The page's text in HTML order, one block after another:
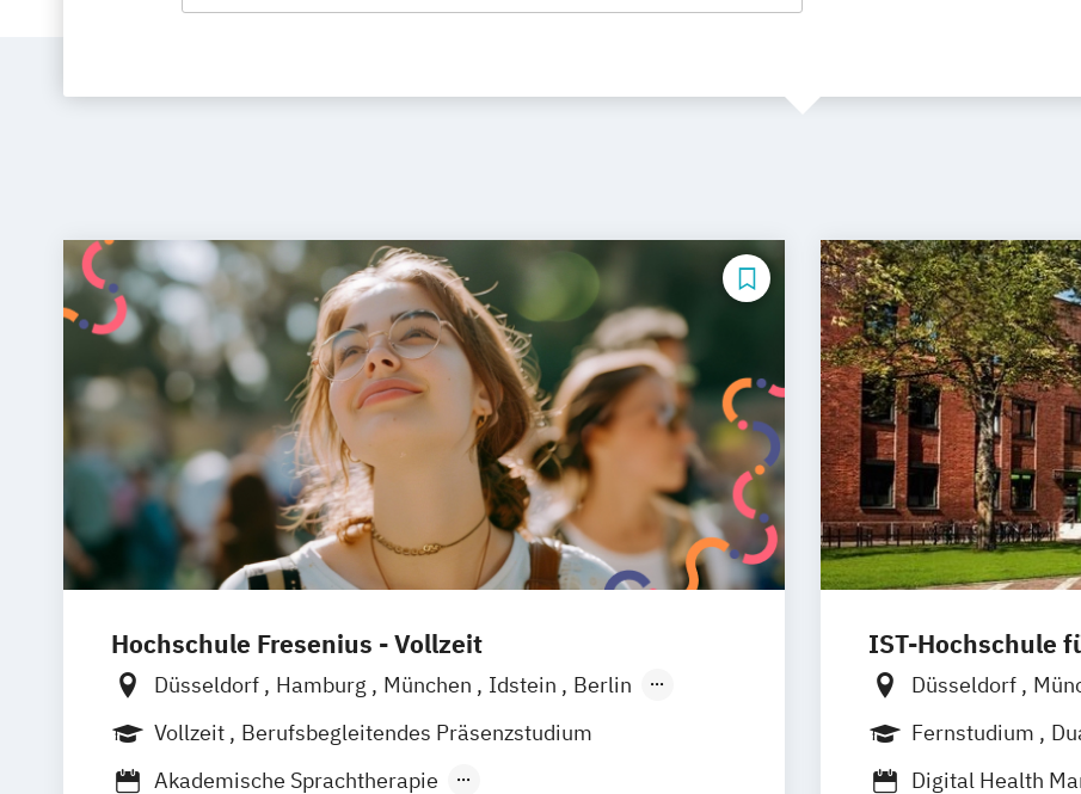
Hochschule Fresenius - Vollzeit
Düsseldorf Hamburg München Idstein
Berlin
Frankfurt am Main
Köln Heidelberg
Wiesbaden
Wolfenbüttel
Braunschweig
Vollzeit
Berufsbegleitendes Präsenzstudium
Akademische Sprachtherapie
IST-Hochschule
Düsseldorf
Weil am Rhein
Innsbruck
Fernstudium
Digital Health